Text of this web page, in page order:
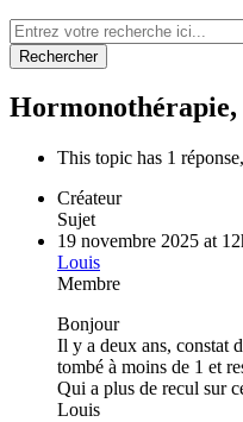
Rechercher
Hormonothérapie,
This topic has 1
Créateur
Sujet
19 novembre 2025 at
Louis
Membre
Bonjour
Il y a deux ans, constat
tombé à moins de 1 et
Qui a plus de recul sur
Louis